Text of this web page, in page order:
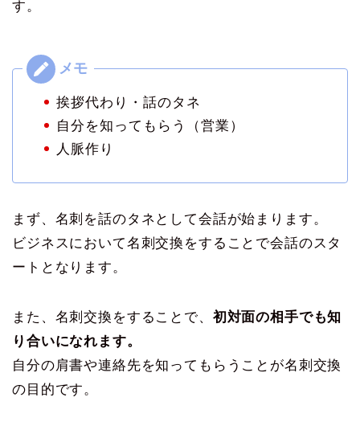
す。
挨拶代わり・話のタネ
自分を知ってもらう（営業）
人脈作り
まず、名刺を話のタネとして会話が始まります。
ビジネスにおいて名刺交換をすることで会話のスタ
ートとなります。
また、名刺交換をすることで、 初対面の相手でも知
り合いになれます。
自分の肩書や連絡先を知ってもらうことが名刺交換
の目的です。